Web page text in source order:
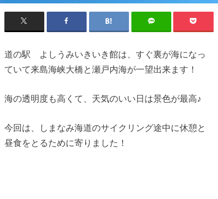
道の駅 よしうみいきいき館は、すぐ裏が海になっ
ていて来島海峡大橋と瀬戸内海が一望出来ます！
海の透明度も高くて、天気のいい日は景色が最高♪
今回は、しまなみ海道のサイクリング途中に休憩と
昼食をとるために寄りました！